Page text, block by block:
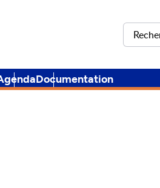
Documentation